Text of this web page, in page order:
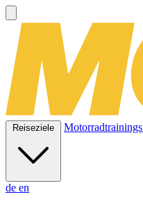
Reiseziele Motorradtrainings
de en